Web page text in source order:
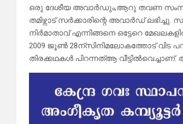
ഒരു ദേശീയ അവാർഡും,ആറു തവണ
തമിഴ്നാട് സർക്കാരിന്റെ അവാർഡ്
നിർമാതാവ് എന്നിങ്ങനെ ഒട്ടേറെ
2009 ജൂൺ 28ന്സിനിമലോകത്തോട് വിട
തിരക്കഥകൾ പിറന്നത്ആ വീട്ടിൽവെച്ചാണ്.